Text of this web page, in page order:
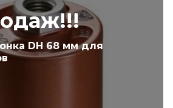
DH 68 мм для